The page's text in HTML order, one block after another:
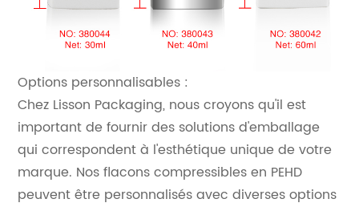
Options personnalisables :
Chez Lisson Packaging, nous croyons qu'il est
important de fournir des solutions d'emballage
qui correspondent à l'esthétique unique de votre
marque. Nos flacons compressibles en PEHD
peuvent être personnalisés avec diverses options